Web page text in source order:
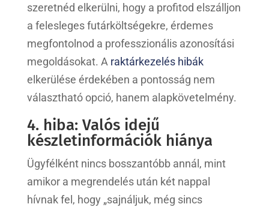
szeretnéd elkerülni, hogy a profitod elszálljon
a felesleges futárköltségekre, érdemes
megfontolnod a professzionális azonosítási
megoldásokat. A raktárkezelés hibák
elkerülése érdekében a pontosság nem
választható opció, hanem alapkövetelmény.
4. hiba: Valós idejű
készletinformációk hiánya
Ügyfélként nincs bosszantóbb annál, mint
amikor a megrendelés után két nappal
hívnak fel, hogy „sajnáljuk, még sincs